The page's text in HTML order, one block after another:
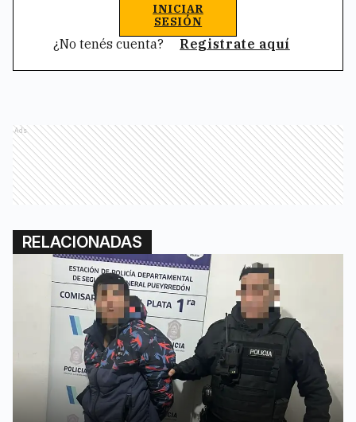
INICIAR
SESIÓN
¿No tenés cuenta? Registrate aquí
Ads
RELACIONADAS